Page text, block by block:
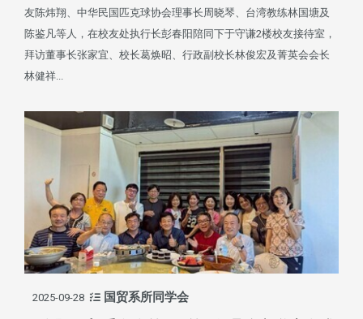
友陈炜翔、中华民国匹克球协会理事长周晓琴、台湾教练林国塘及
陈鉴凡等人，在校友处执行长彭春阳陪同下于守谦2楼校友接待室，
拜访董事长张家宜、校长葛焕昭、行政副校长林俊宏及菁英会会长
林健祥...
2025-09-28 国贸系所同学会